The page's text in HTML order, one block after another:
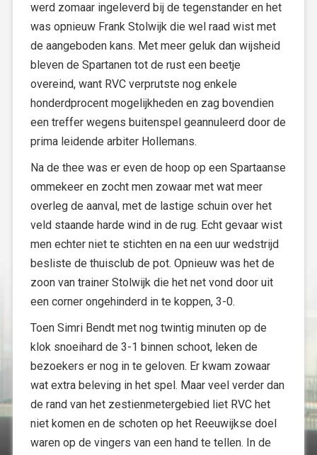
werd zomaar ingeleverd bij de tegenstander en het
was opnieuw Frank Stolwijk die wel raad wist met
de aangeboden kans. Met meer geluk dan wijsheid
bleven de Spartanen tot de rust een beetje
overeind, want RVC verprutste nog enkele
honderdprocent mogelijkheden en zag bovendien
een treffer wegens buitenspel geannuleerd door de
prima leidende arbiter Hollemans.
Na de thee was er even de hoop op een Spartaanse
ommekeer en zocht men zowaar met wat meer
overleg de aanval, met de lastige schuin over het
veld staande harde wind in de rug. Echt gevaar wist
men echter niet te stichten en na een uur wedstrijd
besliste de thuisclub de pot. Opnieuw was het de
zoon van trainer Stolwijk die het net vond door uit
een corner ongehinderd in te koppen, 3-0.
Toen Simri Bendt met nog twintig minuten op de
klok snoeihard de 3-1 binnen schoot, leken de
bezoekers er nog in te geloven. Er kwam zowaar
wat extra beleving in het spel. Maar veel verder dan
de rand van het zestienmetergebied liet RVC het
niet komen en de schoten op het Reeuwijkse doel
waren op de vingers van een hand te tellen. In de